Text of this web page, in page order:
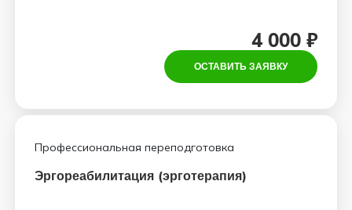
4 000 ₽
ОСТАВИТЬ ЗАЯВКУ
Профессиональная переподготовка
Эргореабилитация (эрготерапия)